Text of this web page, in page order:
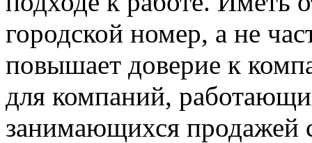
городской номер, а не
повышает доверие к
для компаний,
занимающихся продажей